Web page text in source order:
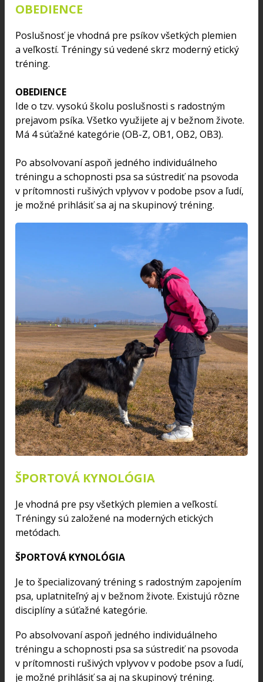
OBEDIENCE
Poslušnosť je vhodná pre psíkov všetkých plemien
a veľkostí. Tréningy sú vedené skrz moderný etický
tréning.
OBEDIENCE
Ide o tzv. vysokú školu poslušnosti s radostným
prejavom psíka. Všetko využijete aj v bežnom živote.
Má 4 súťažné kategórie (OB-Z, OB1, OB2, OB3).
Po absolvovaní aspoň jedného individuálneho
tréningu a schopnosti psa sa sústrediť na psovoda
v prítomnosti rušivých vplyvov v podobe psov a ľudí,
je možné prihlásiť sa aj na skupinový tréning.
ŠPORTOVÁ KYNOLÓGIA
Je vhodná pre psy všetkých plemien a veľkostí.
Tréningy sú založené na moderných etických
metódach.
ŠPORTOVÁ KYNOLÓGIA
Je to špecializovaný tréning s radostným zapojením
psa, uplatniteľný aj v bežnom živote. Existujú rôzne
disciplíny a súťažné kategórie.
Po absolvovaní aspoň jedného individuálneho
tréningu a schopnosti psa sa sústrediť na psovoda
v prítomnosti rušivých vplyvov v podobe psov a ľudí,
je možné prihlásiť sa aj na skupinový tréning.